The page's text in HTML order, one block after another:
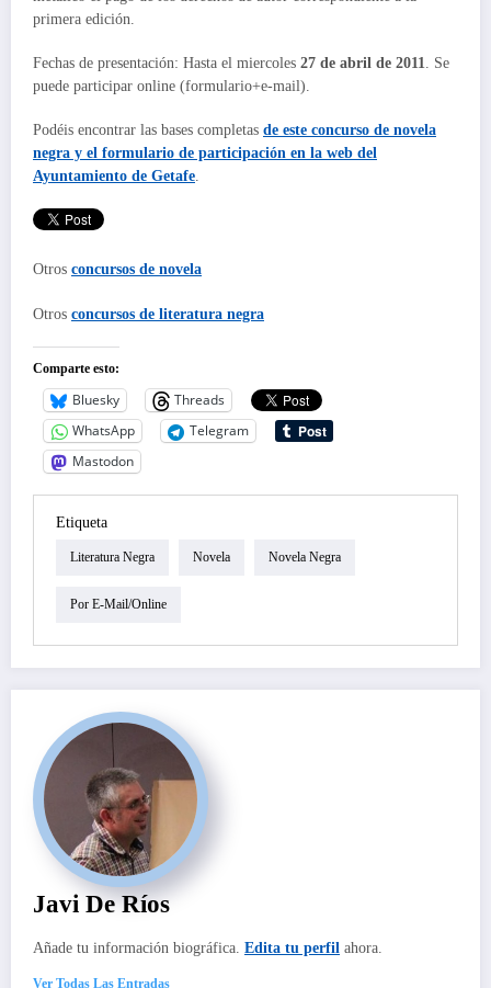
primera edición.
Fechas de presentación: Hasta el miercoles 27 de abril de 2011
. Se
puede participar online (formulario+e-mail).
Podéis encontrar las bases completas de este concurso de novela
negra y el formulario de participación en la web del
Ayuntamiento de Getafe.
Otros concursos de novela
Otros concursos de literatura negra
Comparte esto:
Bluesky
Threads
WhatsApp
Telegram
Mastodon
Etiqueta
Literatura Negra Novela Novela Negra
Por E-Mail/online
Javi De Ríos
Añade tu información biográfica. Edita tu perfil ahora.
Ver Todas Las Entradas